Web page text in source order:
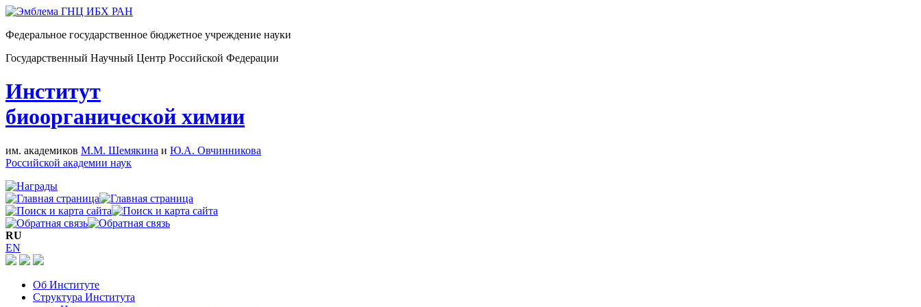
Федеральное государственное бюджетное учреждение науки
Государственный Научный Центр Российской Федерации
Институт
биоорганической химии
им. академиков М.М. Шемякина и Ю.А. Овчинникова
Российской академии наук
RU
EN
Об Институте
Структура Института